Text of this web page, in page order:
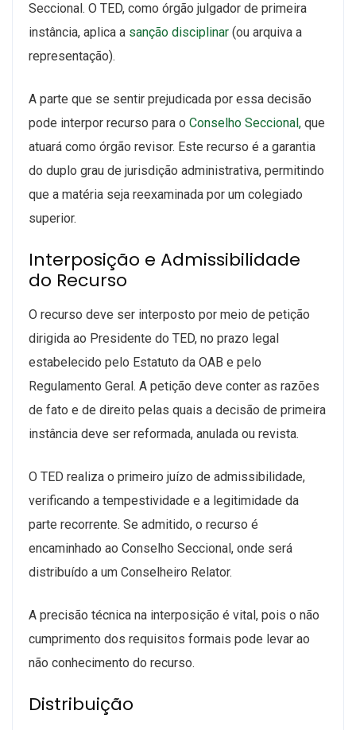
Seccional. O TED, como órgão julgador de primeira
instância, aplica a sanção disciplinar (ou arquiva a
representação).
A parte que se sentir prejudicada por essa decisão
pode interpor recurso para o Conselho Seccional, que
atuará como órgão revisor. Este recurso é a garantia
do duplo grau de jurisdição administrativa, permitindo
que a matéria seja reexaminada por um colegiado
superior.
Interposição e Admissibilidade
do Recurso
O recurso deve ser interposto por meio de petição
dirigida ao Presidente do TED, no prazo legal
estabelecido pelo Estatuto da OAB e pelo
Regulamento Geral. A petição deve conter as razões
de fato e de direito pelas quais a decisão de primeira
instância deve ser reformada, anulada ou revista.
O TED realiza o primeiro juízo de admissibilidade,
verificando a tempestividade e a legitimidade da
parte recorrente. Se admitido, o recurso é
encaminhado ao Conselho Seccional, onde será
distribuído a um Conselheiro Relator.
A precisão técnica na interposição é vital, pois o não
cumprimento dos requisitos formais pode levar ao
não conhecimento do recurso.
Distribuição